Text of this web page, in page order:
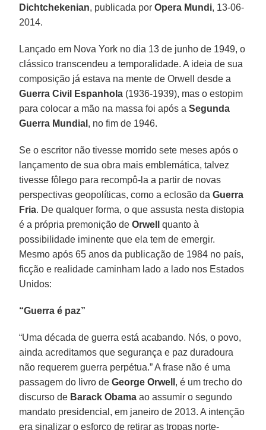
Dichtchekenian, publicada porOpera Mundi, 13-06-
2014.
Lançado em Nova York no dia 13 de junho de 1949, o
clássico transcendeu a temporalidade. A ideia de sua
composição já estava na mente de Orwell desde a
Guerra Civil Espanhola (1936-1939), mas o estopim
para colocar a mão na massa foi após aSegunda
Guerra Mundial , no fim de 1946.
Se o escritor não tivesse morrido sete meses após o
lançamento de sua obra mais emblemática, talvez
tivesse fôlego para recompô-la a partir de novas
perspectivas geopolíticas, como a eclosão daGuerra
Fria. De qualquer forma, o que assusta nesta distopia
é a própria premonição deOrwell
quanto à
possibilidade iminente que ela tem de emergir.
Mesmo após 65 anos da publicação de 1984 no país,
ficção e realidade caminham lado a lado nos Estados
Unidos:
“Guerra é paz”
“Uma década de guerra está acabando. Nós, o povo,
ainda acreditamos que segurança e paz duradoura
não requerem guerra perpétua.” A frase não é uma
passagem do livro deGeorge Orwell , é um trecho do
discurso de Barack Obama ao assumir o segundo
mandato presidencial, em janeiro de 2013. A intenção
era sinalizar o esforço de retirar as tropas norte-